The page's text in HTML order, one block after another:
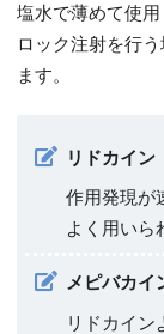
塩水で薄めて使
ロック注射を行
ます。
リドカイン
作用発現が
よく用いら
メピバカイ
リドカイン